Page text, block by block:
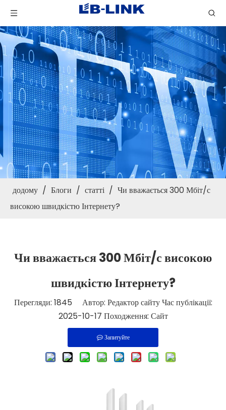
додому / Блоги / статті / Чи вважається 300 Мбіт/с
високою швидкістю Інтернету?
Чи вважається 300 Мбіт/с високою
швидкістю Інтернету?
Перегляди: 1845 Автор: Редактор сайту Час публікації:
2025-10-17 Походження: Сайт
Запитуйте